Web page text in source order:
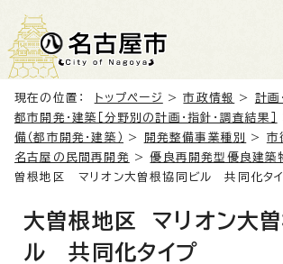
現在の位置： トップページ >市政情報 > 計画
都市開発・建築［分野別の計画・指針・調査結果］
備（都市開発・建築）
> 開発整備事業種別 > 市
名古屋の民間再開発
>優良再開発型優良建築
曽根地区 マリオン大曽根協同ビル 共同化タ
大曽根地区 マリオン大
ル 共同化タイプ